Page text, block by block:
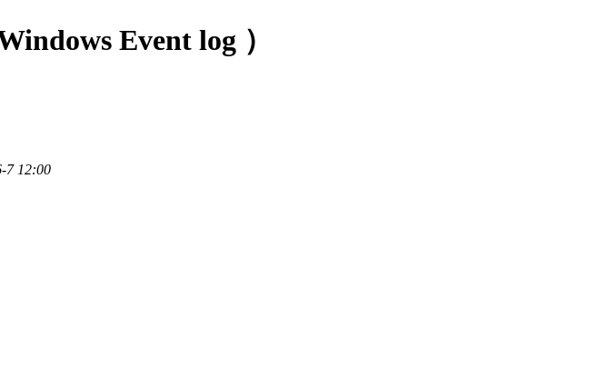
Event log ）
7 12:00